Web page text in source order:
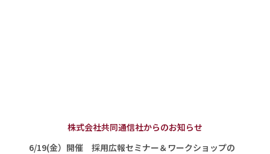
株式会社共同通信社からのお知らせ
6/19(金）開催 採用広報セミナー＆ワークショップの